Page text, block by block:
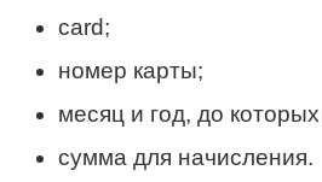
card;
номер карты;
месяц и год, до
сумма для начисления.